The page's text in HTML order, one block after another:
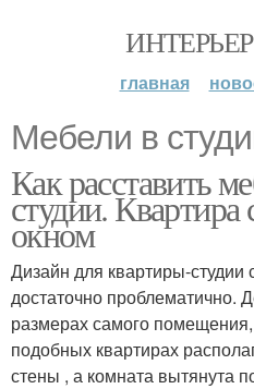
главная
Мебели в
Как расставить
студии. Квартира
окном
Дизайн для квартиры-студии
достаточно проблематично.
размерах самого
подобных квартирах
стены , а комната вытянута